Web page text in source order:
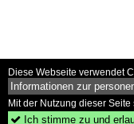
Diese Webseite verwendet
Informationen zur
Mit der Nutzung dieser
 Ich stimme zu und